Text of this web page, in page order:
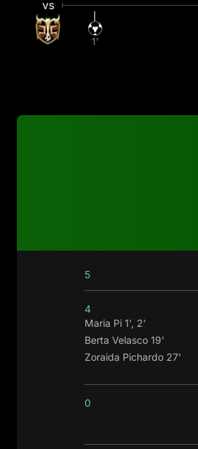
vs
1'
5
4
Maria Pi 1', 2'
Berta Velasco 19'
Zoraida Pichardo 27'
0